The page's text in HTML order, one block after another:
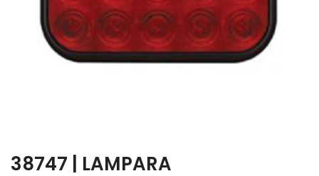
38747 | LAMPARA